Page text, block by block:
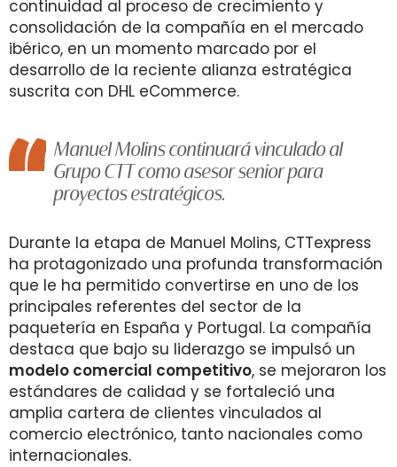
continuidad al proceso de crecimiento y
consolidación de la compañía en el mercado
ibérico, en un momento marcado por el
desarrollo de la reciente alianza estratégica
suscrita con DHL eCommerce.
Manuel Molins continuará vinculado al
Grupo CTT como asesor senior para
proyectos estratégicos.
Durante la etapa de Manuel Molins, CTTexpress
ha protagonizado una profunda transformación
que le ha permitido convertirse en uno de los
principales referentes del sector de la
paquetería en España y Portugal. La compañía
destaca que bajo su liderazgo se impulsó un
modelo comercial competitivo, se mejoraron los
estándares de calidad y se fortaleció una
amplia cartera de clientes vinculados al
comercio electrónico, tanto nacionales como
internacionales.